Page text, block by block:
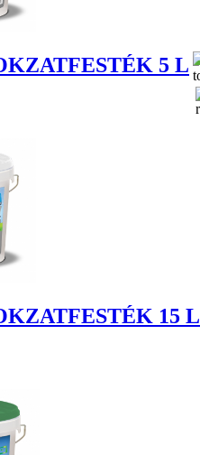
5 L
15 L